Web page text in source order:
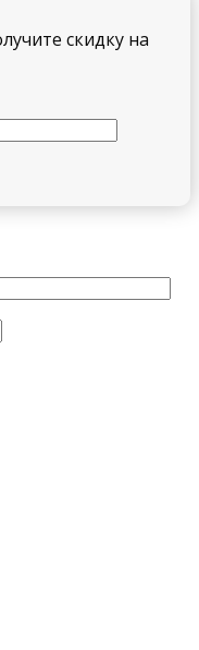
скидку на